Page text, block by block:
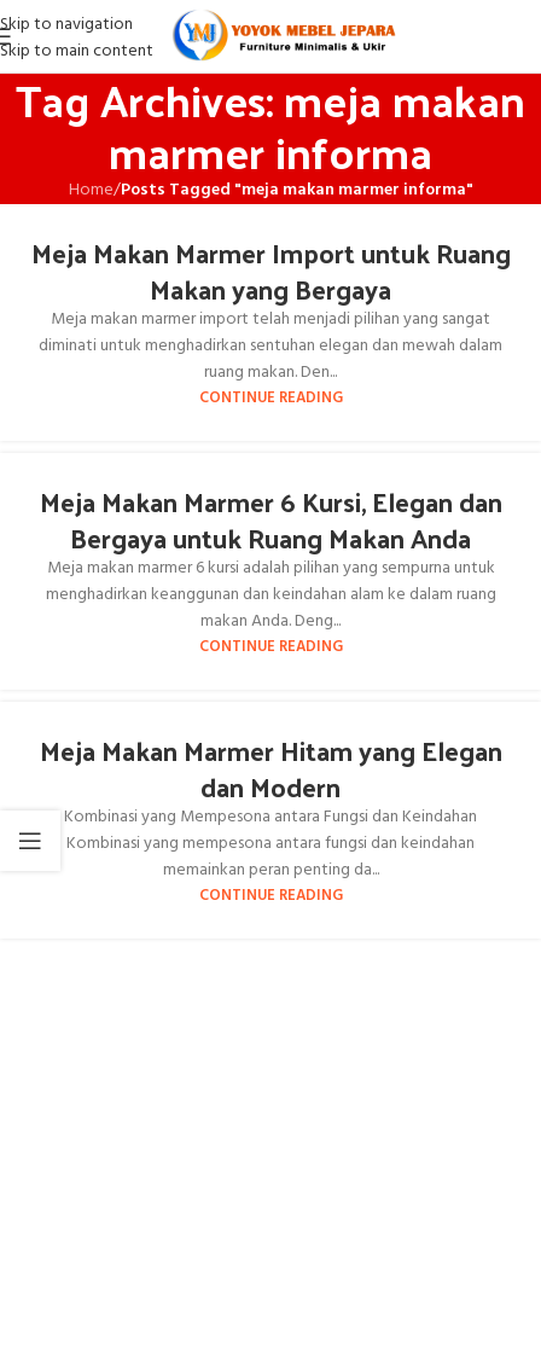
Skip to navigation
Skip to main content
Tag Archives: meja makan
marmer informa
Home/Posts Tagged "meja makan marmer informa"
Meja Makan Marmer Import untuk Ruang
Makan yang Bergaya
Meja makan marmer import telah menjadi pilihan yang sangat
diminati untuk menghadirkan sentuhan elegan dan mewah dalam
ruang makan. Den...
CONTINUE READING
Meja Makan Marmer 6 Kursi, Elegan dan
Bergaya untuk Ruang Makan Anda
Meja makan marmer 6 kursi adalah pilihan yang sempurna untuk
menghadirkan keanggunan dan keindahan alam ke dalam ruang
makan Anda. Deng...
CONTINUE READING
Meja Makan Marmer Hitam yang Elegan
dan Modern
Kombinasi yang Mempesona antara Fungsi dan Keindahan
Kombinasi yang mempesona antara fungsi dan keindahan
memainkan peran penting da...
CONTINUE READING